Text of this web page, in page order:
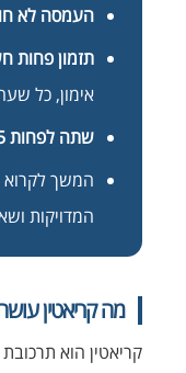
העמסה לא
תזמון פחות
אימון, כל
שתה לפחות 2.5–3 ליטר מים
המשך
המדויקות
מה קריאטין
קריאטין הוא